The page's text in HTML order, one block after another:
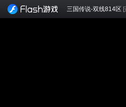
三国传说-双线814区